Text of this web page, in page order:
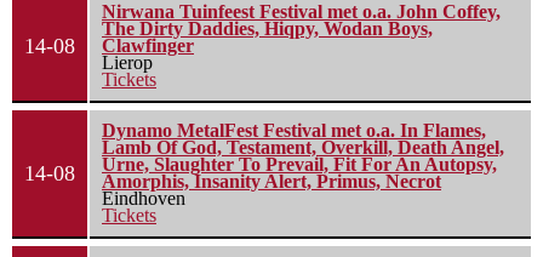
14-08
Nirwana Tuinfeest Festival met o.a. John Coffey,
The Dirty Daddies, Hiqpy, Wodan Boys,
Clawfinger
Lierop
Tickets
14-08
Dynamo MetalFest Festival met o.a. In Flames,
Lamb Of God, Testament, Overkill, Death Angel,
Urne, Slaughter To Prevail, Fit For An Autopsy,
Amorphis, Insanity Alert, Primus, Necrot
Eindhoven
Tickets